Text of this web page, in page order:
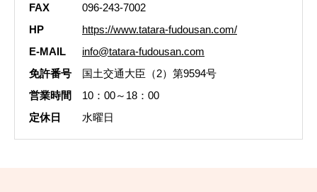
FAX
096-243-7002
HP
https://www.tatara-fudousan.com/
E-MAIL
info@tatara-fudousan.com
免許番号
国土交通大臣（2）第9594号
営業時間
10：00～18：00
定休日
水曜日